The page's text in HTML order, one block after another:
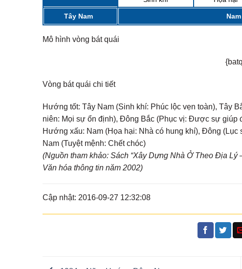
Tây Nam Nam
Mô hình vòng bát quái
Vòng bát quái chi tiết
Hướng tốt: Tây Nam (Sinh khí: Phúc lộc vẹn toàn), Tây
niên: Mọi sự ổn định), Đông Bắc (Phục vị: Được sự giúp
Hướng xấu: Nam (Họa hại: Nhà có hung khí), Đông
Nam (Tuyệt mệnh: Chết chóc)
(Nguồn tham khảo: Sách “Xây Dựng Nhà Ở Theo Địa Lý
Văn hóa thông tin năm 2002)
Cập nhật: 2016-09-27 12:32:08